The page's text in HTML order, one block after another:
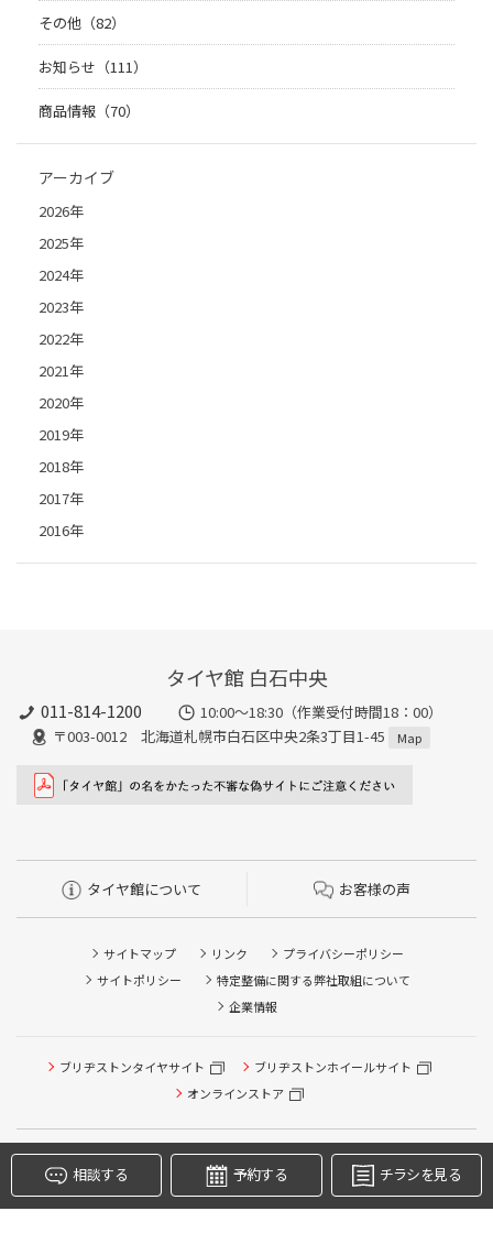
その他（82）
お知らせ（111）
商品情報（70）
アーカイブ
2026年
2025年
2024年
2023年
2022年
2021年
2020年
2019年
2018年
2017年
2016年
タイヤ館 白石中央
011-814-1200
10:00～18:30（作業受付時間18：00）
〒003-0012 北海道札幌市白石区中央2条3丁目1-45
Map
タイヤ館について お客様の声
サイトマップ リンク
プライバシーポリシー
サイトポリシー
特定整備に関する弊社取組について
企業情報
ブリヂストンタイヤサイト
ブリヂストンホイールサイト
オンラインストア
Copyright © 2024 Bridgestone Retail Co.,Ltd. All rights Reserved.
相談する 予約する チラシを見る
タイヤ点検・安全点検/タイヤ履き替え/オイル交換/その他
希望のクローク契約会員の方はこちらを選択ください
本日のタイヤ履き替え順番待ち予約 ※クローク契約会員の
方はご利用いただけません